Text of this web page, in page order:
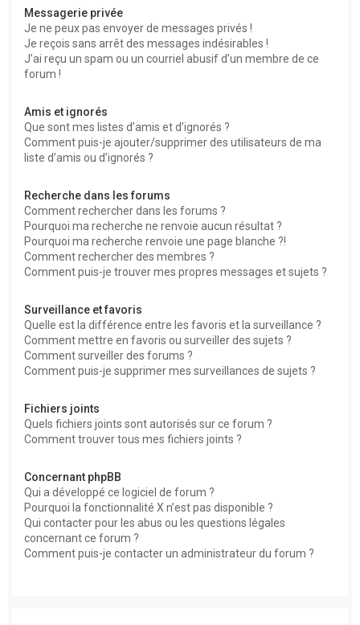
Messagerie privée
Je ne peux pas envoyer de messages privés !
Je reçois sans arrêt des messages indésirables !
J’ai reçu un spam ou un courriel abusif d’un membre de ce
forum !
Amis et ignorés
Que sont mes listes d’amis et d’ignorés ?
Comment puis-je ajouter/supprimer des utilisateurs de ma
liste d’amis ou d’ignorés ?
Recherche dans les forums
Comment rechercher dans les forums ?
Pourquoi ma recherche ne renvoie aucun résultat ?
Pourquoi ma recherche renvoie une page blanche ?!
Comment rechercher des membres ?
Comment puis-je trouver mes propres messages et sujets ?
Surveillance et favoris
Quelle est la différence entre les favoris et la surveillance ?
Comment mettre en favoris ou surveiller des sujets ?
Comment surveiller des forums ?
Comment puis-je supprimer mes surveillances de sujets ?
Fichiers joints
Quels fichiers joints sont autorisés sur ce forum ?
Comment trouver tous mes fichiers joints ?
Concernant phpBB
Qui a développé ce logiciel de forum ?
Pourquoi la fonctionnalité X n’est pas disponible ?
Qui contacter pour les abus ou les questions légales
concernant ce forum ?
Comment puis-je contacter un administrateur du forum ?